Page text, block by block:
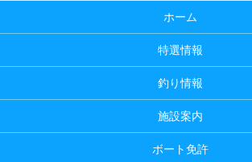
ホーム
特選情報
釣り情報
施設案内
ボート免許